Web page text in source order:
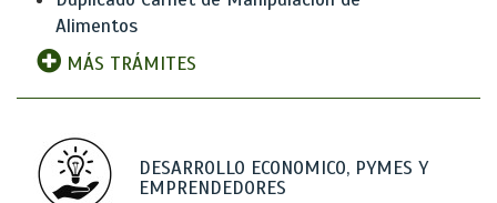
Alimentos
MÁS TRÁMITES
DESARROLLO ECONOMICO, PYMES Y
EMPRENDEDORES